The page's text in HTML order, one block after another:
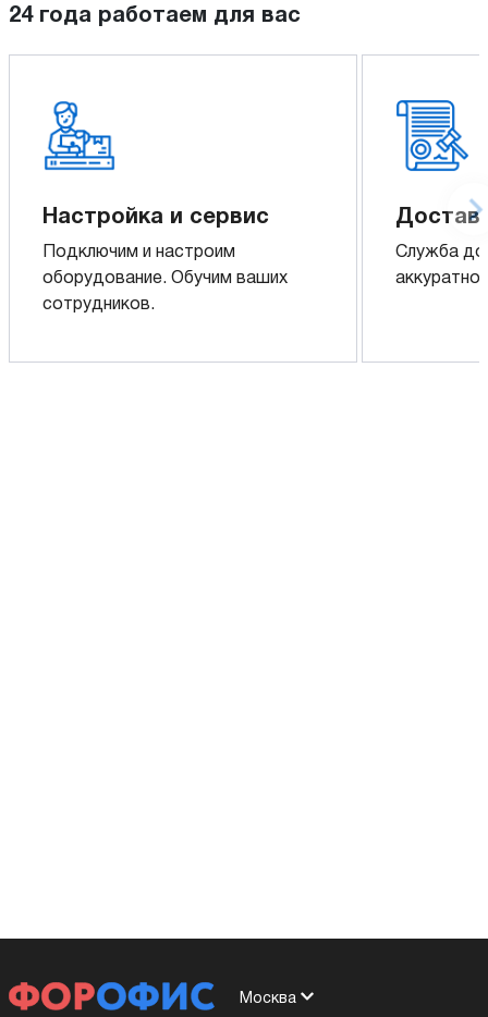
24 года работаем для вас
Настройка и сервис
Подключим и настроим
оборудование. Обучим ваших
сотрудников.
Служба
аккуратно
Москва